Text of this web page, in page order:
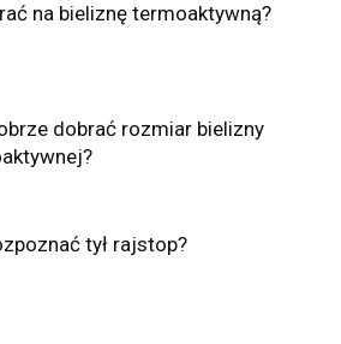
na bieliznę termoaktywną?
dobrać rozmiar bielizny
tył rajstop?